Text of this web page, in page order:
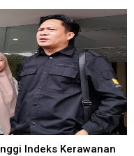
Indeks Kerawanan